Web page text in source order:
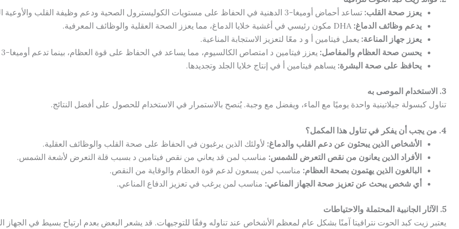
يعزز صحة القلب: تساعد أحماض أوميغا-3 الدهنية في الحفاظ على مستويات الكوليسترول الصحية ودعم وظيفة القلب والأوعية الدموية.
يدعم وظائف الدماغ:
يعزز جهاز المناعة: يعمل فيتامين أ و د معًا لتعزيز الاستجابة المناعية.
يحسن صحة العظام والمفاصل: يعزز فيتامين د امتصاص الكالسيوم، مما يساعد في الحفاظ على قوة العظام، بينما تدعم أوميغا-3 مرونة المفاصل.
يحافظ على صحة البشرة: يساهم فيتامين أ في إنتاج خلايا الجلد وتجديدها.
3. الاستخدام الموصى به
تناول كبسولة جيلاتينية واحدة يوميًا مع الماء، ويفضل مع وجبة. يُنصح بالاستمرار في الاستخدام للحصول على أفضل النتائج.
4. من يجب أن يفكر في تناول هذا المكمل؟
الأشخاص الذين يبحثون عن دعم القلب والدماغ: لأولئك الذين يرغبون في الحفاظ على صحة القلب والوظائف العقلية.
الأفراد الذين يعانون من نقص التعرض للشمس: مناسب لمن قد يعاني من نقص فيتامين د بسبب قلة التعرض لأشعة الشمس.
البالغون الذين يهتمون بصحة العظام: مناسب لمن يسعون لدعم قوة العظام والوقاية من النقص.
أي شخص يبحث عن تعزيز صحة الجهاز المناعي: مناسب لمن يرغب في تعزيز الدفاع المناعي.
5. الآثار الجانبية المحتملة والاحتياطات
يعتبر زيت كبد الحوت نترافيتا آمنًا بشكل عام لمعظم الأشخاص عند تناوله وفقًا للتوجيهات. قد يشعر البعض بعدم ارتياح بسيط في